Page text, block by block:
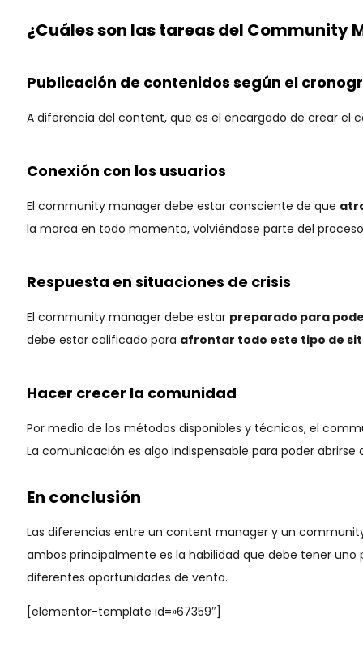
¿Cuáles son las tareas del Community
Publicación de contenidos según el
A diferencia del content, que es el encargado de crear
Conexión con los usuarios
El community manager debe estar consciente de que
la marca en todo momento, volviéndose parte del
Respuesta en situaciones de crisis
El community manager debe estar preparado para
debe estar calificado para afrontar todo este tipo de
Hacer crecer la comunidad
Por medio de los métodos disponibles y técnicas, el
La comunicación es algo indispensable para poder
En conclusión
Las diferencias entre un content manager y un
ambos principalmente es la habilidad que debe tener
diferentes oportunidades de venta.
[elementor-template id=»67359″]